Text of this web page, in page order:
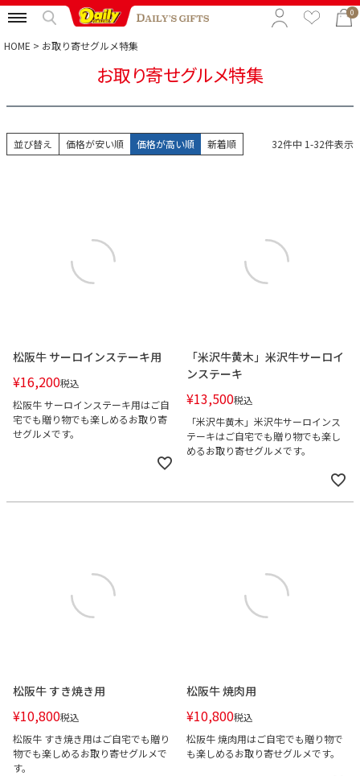
0
カテゴリから選ぶ
HOME お取り寄せグルメ特集
お取り寄せグルメ特集
並び替え 価格が安い順 価格が高い順 新着順 32件中 1-32件表示
松阪牛 サーロインステーキ用
¥16,200税込
松阪牛 サーロインステーキ用はご自
宅でも贈り物でも楽しめるお取り寄
せグルメです。
「米沢牛黄木」米沢牛サーロイ
ンステーキ
¥13,500税込
「米沢牛黄木」米沢牛サーロインス
テーキはご自宅でも贈り物でも楽し
めるお取り寄せグルメです。
松阪牛 すき焼き用
¥10,800税込
松阪牛 すき焼き用はご自宅でも贈り
物でも楽しめるお取り寄せグルメで
す。
松阪牛 焼肉用
¥10,800税込
松阪牛 焼肉用はご自宅でも贈り物で
も楽しめるお取り寄せグルメです。